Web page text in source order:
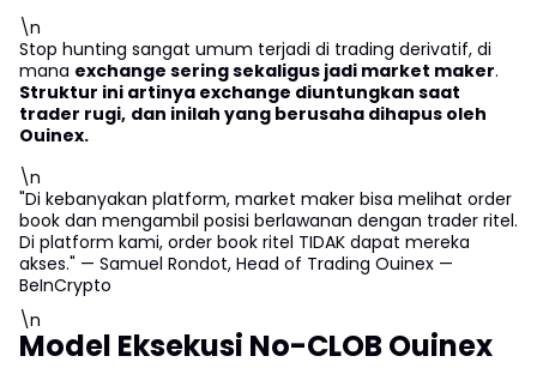
\n
Stop hunting sangat umum terjadi di trading derivatif, di
mana exchange sering sekaligus jadi market maker.
Struktur ini artinya exchange diuntungkan saat
trader rugi, dan inilah yang berusaha dihapus oleh
Ouinex.
\n
"Di kebanyakan platform, market maker bisa melihat order
book dan mengambil posisi berlawanan dengan trader ritel.
Di platform kami, order book ritel TIDAK dapat mereka
akses." — Samuel Rondot, Head of Trading Ouinex —
BeInCrypto
\n
Model Eksekusi No-CLOB Ouinex